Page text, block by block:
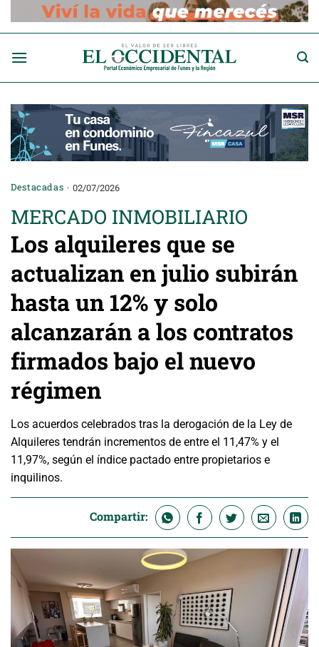
Destacadas 02/07/2026
MERCADO INMOBILIARIO
Los alquileres que se
actualizan en julio subirán
hasta un 12% y solo
alcanzarán a los contratos
firmados bajo el nuevo
régimen
Los acuerdos celebrados tras la derogación de la Ley de
Alquileres tendrán incrementos de entre el 11,47% y el
11,97%, según el índice pactado entre propietarios e
inquilinos.
Compartir: